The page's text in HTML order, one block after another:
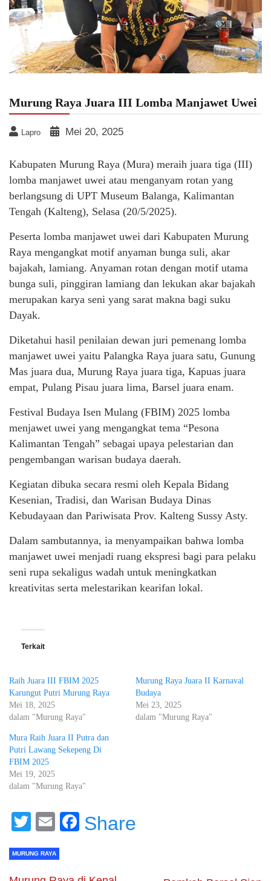
Murung Raya Juara III Lomba Manjawet Uwei
Lapro Mei 20, 2025
Kabupaten Murung Raya (Mura) meraih juara tiga (III)
lomba manjawet uwei atau menganyam rotan yang
berlangsung di UPT Museum Balanga, Kalimantan
Tengah (Kalteng), Selasa (20/5/2025).
Peserta lomba manjawet uwei dari Kabupaten Murung
Raya mengangkat motif anyaman bunga suli, akar
bajakah, lamiang. Anyaman rotan dengan motif utama
bunga suli, pinggiran lamiang dan lekukan akar bajakah
merupakan karya seni yang sarat makna bagi suku
Dayak.
Diketahui hasil penilaian dewan juri pemenang lomba
manjawet uwei yaitu Palangka Raya juara satu, Gunung
Mas juara dua, Murung Raya juara tiga, Kapuas juara
empat, Pulang Pisau juara lima, Barsel juara enam.
Festival Budaya Isen Mulang (FBIM) 2025 lomba
menjawet uwei yang mengangkat tema “Pesona
Kalimantan Tengah” sebagai upaya pelestarian dan
pengembangan warisan budaya daerah.
Kegiatan dibuka secara resmi oleh Kepala Bidang
Kesenian, Tradisi, dan Warisan Budaya Dinas
Kebudayaan dan Pariwisata Prov. Kalteng Sussy Asty.
Dalam sambutannya, ia menyampaikan bahwa lomba
manjawet uwei menjadi ruang ekspresi bagi para pelaku
seni rupa sekaligus wadah untuk meningkatkan
kreativitas serta melestarikan kearifan lokal.
Terkait
Raih Juara III FBIM 2025
Karungut Putri Murung Raya
Mei 18, 2025
dalam "Murung Raya"
Murung Raya Juara II Karnaval
Budaya
Mei 23, 2025
dalam "Murung Raya"
Mura Raih Juara II Putra dan
Putri Lawang Sekepeng Di
FBIM 2025
Mei 19, 2025
dalam "Murung Raya"
Twitter
EmailFacebook
Share
MURUNG RAYA